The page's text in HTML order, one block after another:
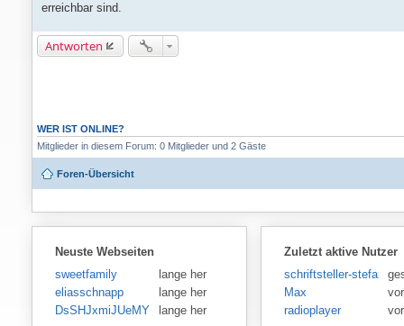
erreichbar sind.
Antworten
WER IST ONLINE?
Mitglieder in diesem Forum: 0 Mitglieder und 2 Gäste
Foren-Übersicht
Neuste Webseiten
sweetfamily
lange her
eliasschnapp
lange her
DsSHJxmiJUeMY
lange her
Zuletzt aktive Nutzer
schriftsteller-stefansen
Max
radioplayer